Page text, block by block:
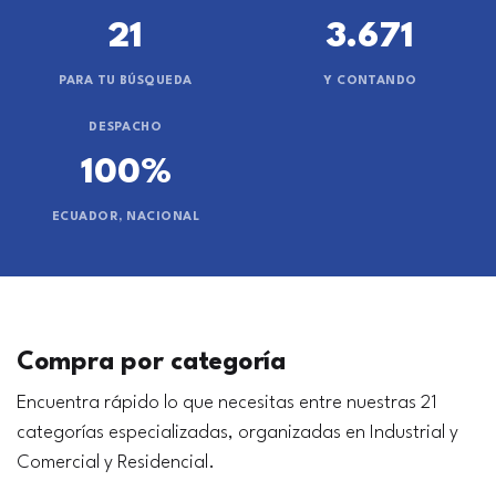
21
PARA TU BÚSQUEDA
3.671
Y CONTANDO
DESPACHO
100%
ECUADOR, NACIONAL
Compra por categoría
Encuentra rápido lo que necesitas entre nuestras 21
categorías especializadas, organizadas en Industrial y
Comercial y Residencial.